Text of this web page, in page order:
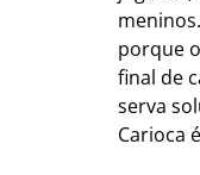
porque
final de
serva
Carioca